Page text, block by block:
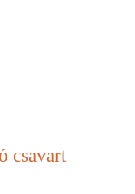
csavart